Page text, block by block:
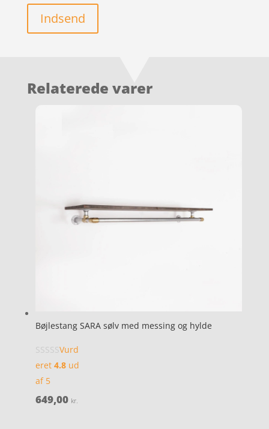
Indsend
Relaterede varer
Bøjlestang SARA sølv med messing og hylde
Vurd
eret 4.8ud
af 5
649,00 kr.